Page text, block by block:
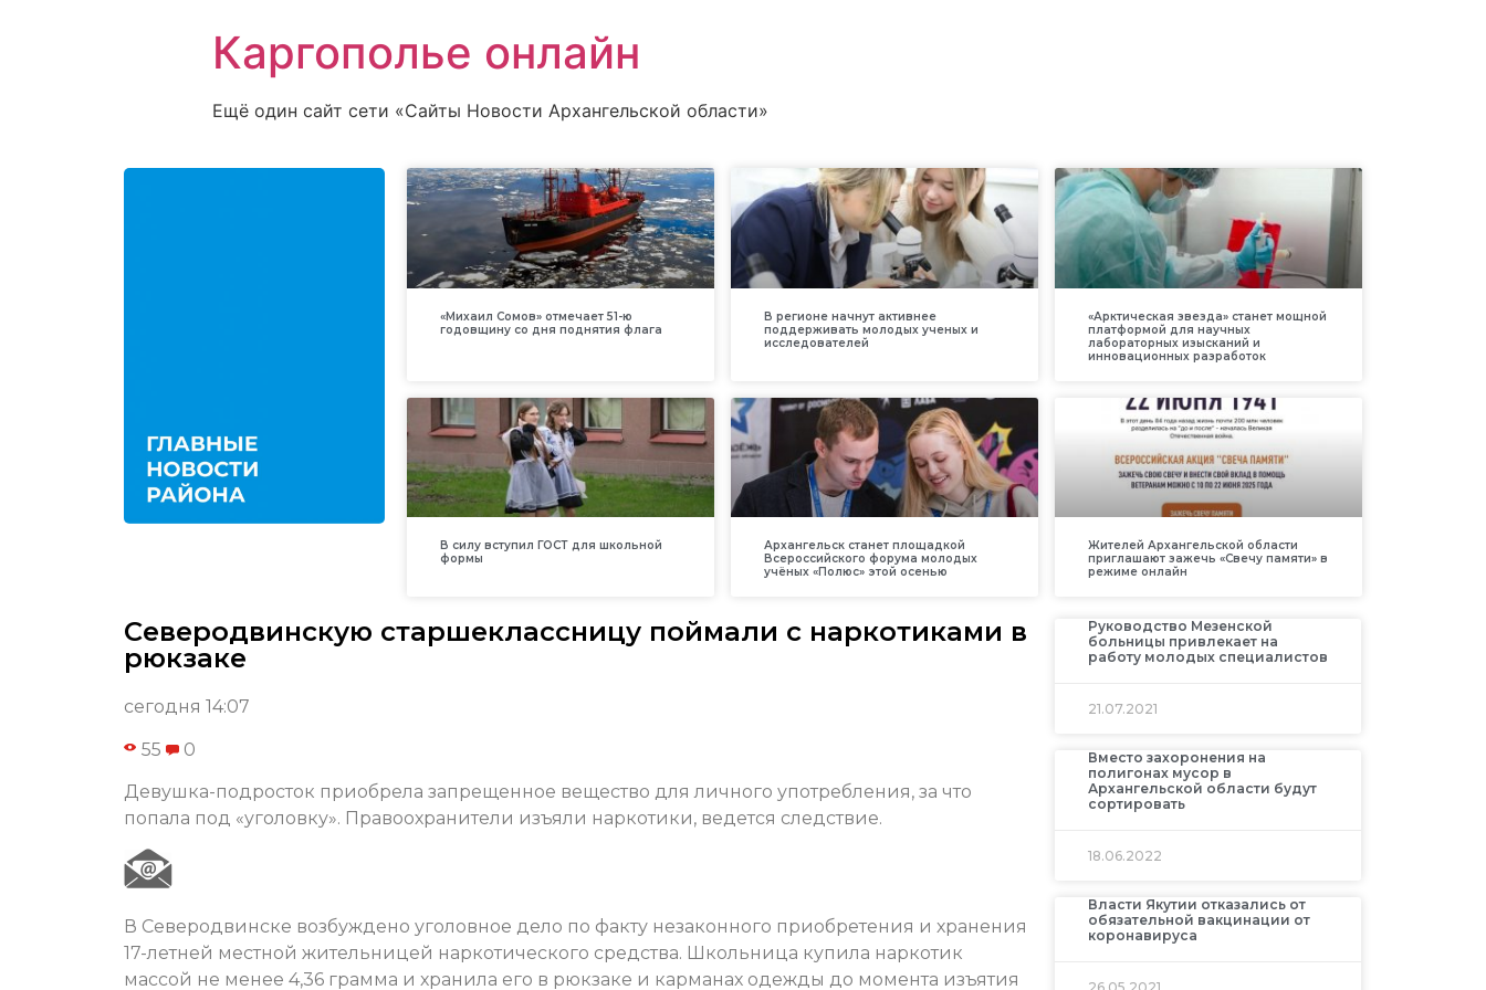
Каргополье онлайн
Ещё один сайт сети «Сайты Новости Архангельской области»
«Михаил Сомов» отмечает 51-ю
годовщину со дня поднятия флага
В регионе начнут активнее
поддерживать молодых ученых и
исследователей
«Арктическая звезда» станет мощной
платформой для научных
лабораторных изысканий и
инновационных разработок
В силу вступил ГОСТ для школьной
формы
Архангельск станет площадкой
Всероссийского форума молодых
учёных «Полюс» этой осенью
Жителей Архангельской области
приглашают зажечь «Свечу памяти» в
режиме онлайн
Северодвинскую старшеклассницу поймали с наркотиками в
рюкзаке
сегодня 14:07
55 0
Девушка-подросток приобрела запрещенное вещество для личного употребления, за что
попала под «уголовку». Правоохранители изъяли наркотики, ведется следствие.
В Северодвинске возбуждено уголовное дело по факту незаконного приобретения и хранения
17-летней местной жительницей наркотического средства. Школьница купила наркотик
массой не менее 4,36 грамма и хранила его в рюкзаке и карманах одежды до момента изъятия
Руководство Мезенской
больницы привлекает на
работу молодых специалистов
21.07.2021
Вместо захоронения на
полигонах мусор в
Архангельской области будут
сортировать
18.06.2022
Власти Якутии отказались от
обязательной вакцинации от
коронавируса